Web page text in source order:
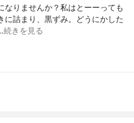
なりませんか？私はとーーっても
に詰まり、黒ずみ。どうにかした
続きを見る